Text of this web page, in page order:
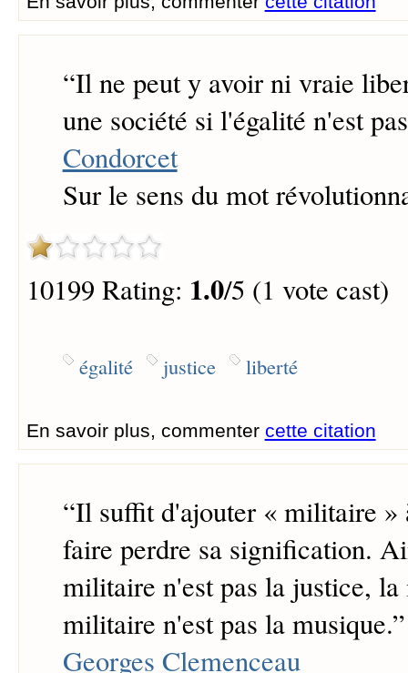
“Il ne peut y avoir ni vraie
une société si l'égalité n'est
Condorcet
Sur le sens du mot
10199 Rating: 1.0/5 (1 vote cast)
égalité justice liberté
En savoir plus, commenter cette citation
“Il suffit d'ajouter « militaire »
faire perdre sa signification.
militaire n'est pas la justice, la
militaire n'est pas la musique.”
Georges Clemenceau